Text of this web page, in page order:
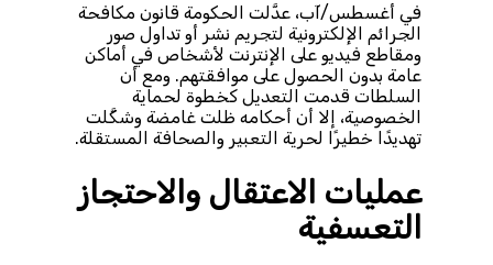
في أغسطس/آب، عدَّلت الحكومة قانون مكافحة
الجرائم الإلكترونية لتجريم نشر أو تداول صور
ومقاطع فيديو على الإنترنت لأشخاص في أماكن
عامة بدون الحصول على موافقتهم. ومع أن
السلطات قدمت التعديل كخطوة لحماية
الخصوصية، إلا أن أحكامه ظلت غامضة وشكَّلت
تهديدًا خطيرًا لحرية التعبير والصحافة المستقلة.
عمليات الاعتقال والاحتجاز
التعسفية